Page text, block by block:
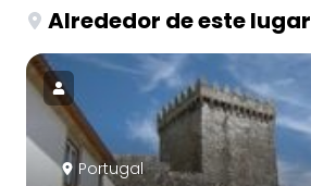
Alrededor de este lugar
Portugal